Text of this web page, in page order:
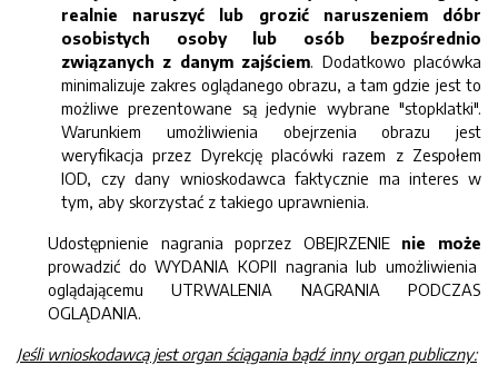
realnie naruszyć lub grozić naruszeniem dóbr
osobistych osoby lub osób bezpośrednio
związanych z danym zajściem. Dodatkowo placówka
minimalizuje zakres oglądanego obrazu, a tam gdzie jest to
możliwe prezentowane są jedynie wybrane "stopklatki".
Warunkiem umożliwienia obejrzenia obrazu jest
weryfikacja przez Dyrekcję placówki razem z Zespołem
IOD, czy dany wnioskodawca faktycznie ma interes w
tym, aby skorzystać z takiego uprawnienia.
Udostępnienie nagrania poprzez OBEJRZENIE nie może
prowadzić do WYDANIA KOPII nagrania lub umożliwienia
oglądającemu UTRWALENIA NAGRANIA PODCZAS
OGLĄDANIA.
Jeśli wnioskodawcą jest organ ściągania bądź inny organ publiczny: